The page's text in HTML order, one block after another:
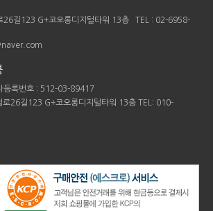
26길123 G+코오롱디지털타워 13층 TEL : 02-6958-
등록번호 : 512-03-89417
로26길123 G+코오롱디지털타워 13층 TEL: 010-